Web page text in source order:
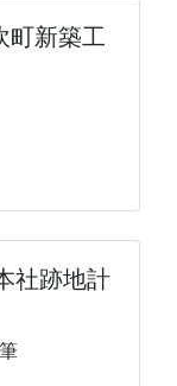
町新築工
社跡地計